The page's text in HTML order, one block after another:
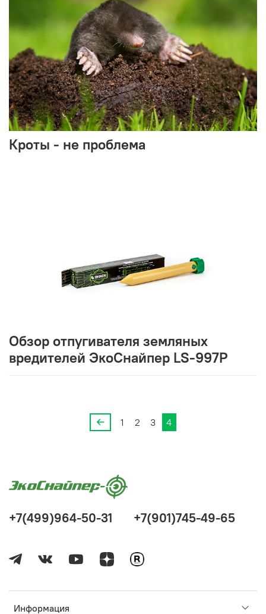
Кроты - не проблема
Обзор отпугивателя земляных
вредителей ЭкоСнайпер LS-997P
1 2 3 4
Информация
+7(499)964-50-31 +7(901)745-49-65